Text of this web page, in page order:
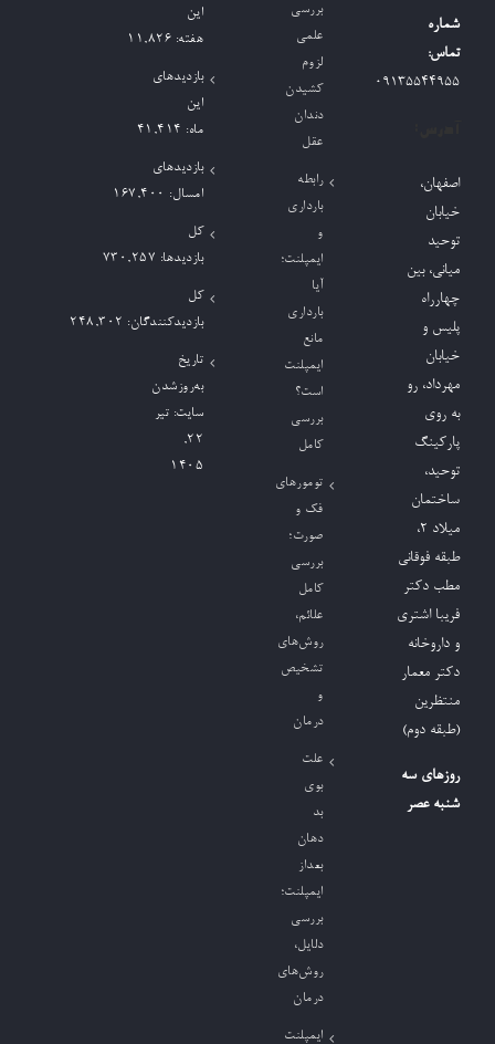
شماره
تماس:
09135544955
اصفهان،
خیابان
توحید
میانی، بین
چهارراه
پلیس و
خیابان
مهرداد، رو
به روی
پارکینگ
توحید،
ساختمان
میلاد ٢،
طبقه فوقانی
مطب دکتر
فریبا اشتری
و داروخانه
دکتر معمار
منتظرین
(طبقه دوم)
روزهای سه
شنبه عصر
بررسی
علمی
لزوم
کشیدن
دندان
عقل
رابطه
بارداری
و
ایمپلنت؛
آیا
بارداری
مانع
ایمپلنت
است؟
بررسی
کامل
تومورهای
فک و
صورت؛
بررسی
کامل
علائم،
روش‌های
تشخیص
و
درمان
علت
بوی
بد
دهان
بعداز
ایمپلنت؛
بررسی
دلایل،
روش‌های
درمان
ایمپلنت
این
هفته: 11,826
بازدیدهای
این
ماه: 41,414
بازدیدهای
امسال: 167,400
کل
بازدیدها: 730,257
کل
بازدیدکنند‌گان: 248,302
تاریخ
به‌روزشدن
سایت: تیر
۲۲,
۱۴۰۵